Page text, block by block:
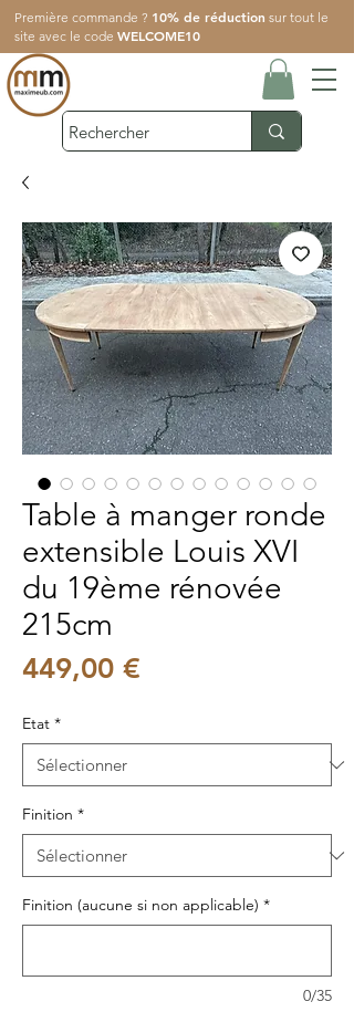
Première commande ? 10% de réduction sur tout le
site avec le code WELCOME10
Table à manger ronde
extensible Louis XVI
du 19ème rénovée
215cm
449,00 €
Etat *
Finition *
Finition (aucune si non applicable) *
0/35